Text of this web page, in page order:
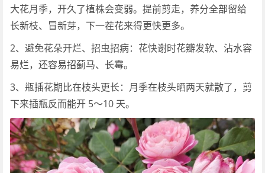
大花月季，开久了植株会变弱。提前剪走，养分全部留给
长新枝、冒新芽，下一茬花来得更快更多。
2、避免花朵开烂、招虫招病：花快谢时花瓣发软、沾水容
易烂，还容易招蓟马、长霉。
3、瓶插花期比在枝头更长：月季在枝头晒两天就散了，剪
下来插瓶反而能开 5～10 天。